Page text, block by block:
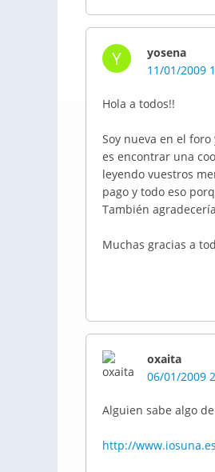
Y
yosena
11/01/2009
Hola a todos!!
Soy nueva en el
es encontrar una
leyendo vuestros
pago y todo eso
También
Muchas gracias a
oxaita
06/01/2009
Alguien sabe algo
http://